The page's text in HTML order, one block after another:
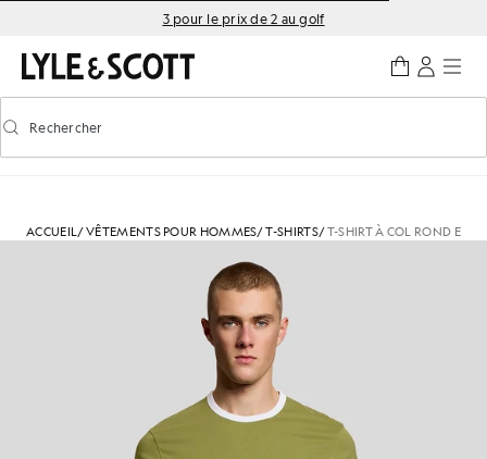
Aller directement au contenu principal
Informations sur l'accessibilité3 pour le prix de 2 au golf
Activer/désactiver la recherche prédictive
Rechercher
ACCUEIL/VÊTEMENTS POUR HOMMES/T-SHIRTS/T-SHIRT À COL ROND EN